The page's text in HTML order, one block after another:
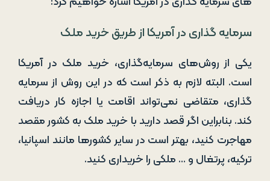
سرمایه ‌گذاری در آمریکا از طریق خرید ملک
یکی از روش‌‌های سرمایه‌گذاری، خرید ملک در آمریکا
است. البته لازم به ذکر است که در این روش از سرمایه‌
گذاری، متقاضی نمی‌تواند اقامت یا اجازه کار دریافت
کند. بنابراین اگر قصد دارید با خرید ملک به کشور مقصد
مهاجرت کنید، بهتر است در سایر کشورها مانند اسپانیا،
ترکیه، پرتغال و … ملکی را خریداری کنید.